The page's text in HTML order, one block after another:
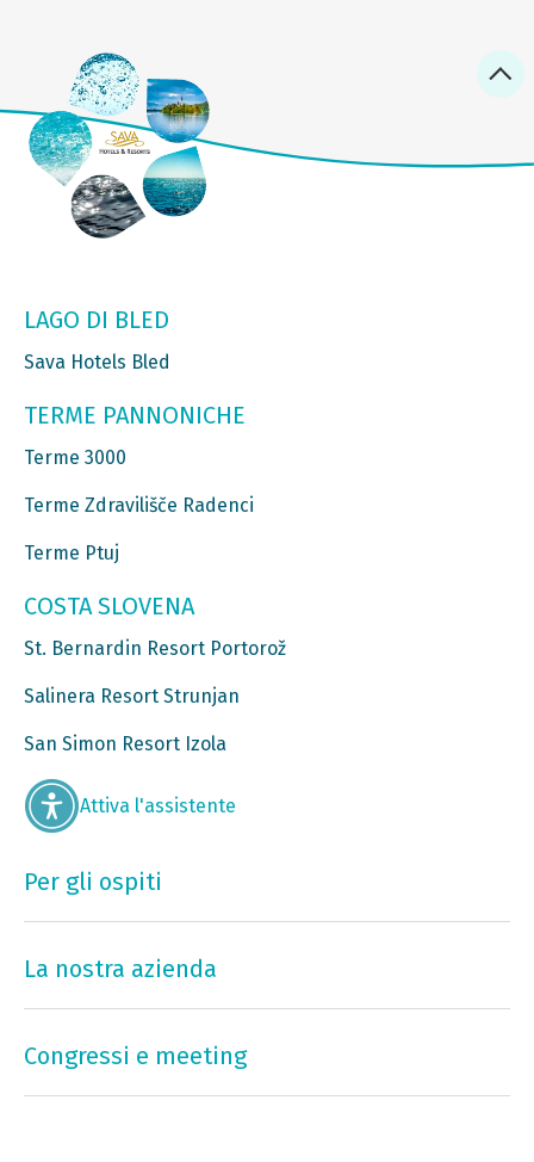
LAGO DI BLED
Sava Hotels Bled
TERME PANNONICHE
Terme 3000
Terme Zdravilišče Radenci
Terme Ptuj
COSTA SLOVENA
St. Bernardin Resort Portorož
Salinera Resort Strunjan
San Simon Resort Izola
Attiva l'assistente
Per gli ospiti
La nostra azienda
Congressi e meeting